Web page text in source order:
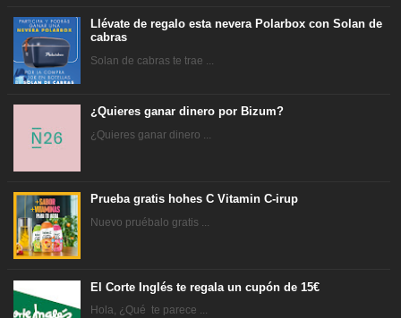
Llévate de regalo esta nevera Polarbox con Solan de
cabras
Solan de cabras te trae ...
¿Quieres ganar dinero por Bizum?
¿Quieres ganar dinero ...
Prueba gratis hohes C Vitamin C-irup
Nuevo pruébalo gratis ...
El Corte Inglés te regala un cupón de 15€
Hola, ¿Qué te parece ...